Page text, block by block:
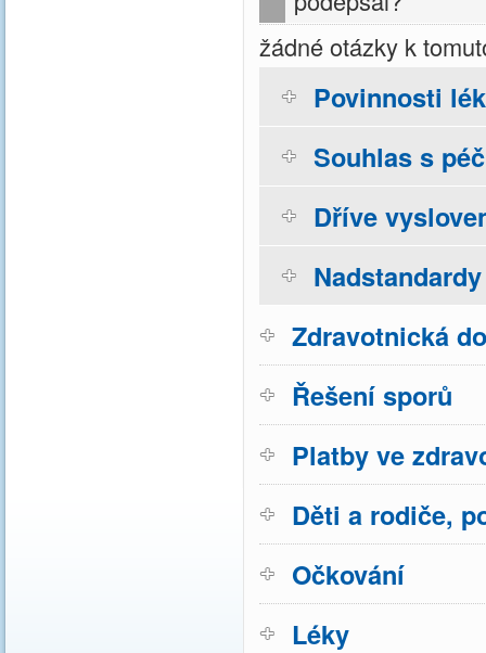
žádné otázky k
Povinnosti
Souhlas s
Dříve
Zdravotnická
Řešení sporů
Platby ve
Děti a rodiče,
Očkování
Léky